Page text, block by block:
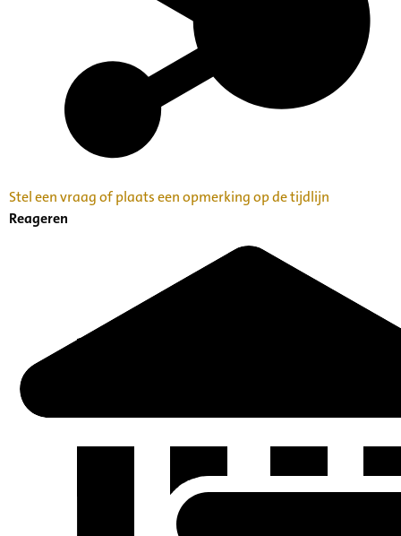
Stel een vraag of plaats een opmerking op de tijdlijn
Reageren